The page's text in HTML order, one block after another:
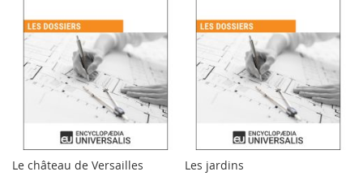
Le château de Versailles
Les jardins